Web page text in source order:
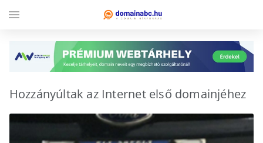
Hozzányúltak az Internet első domainjéhez
menu